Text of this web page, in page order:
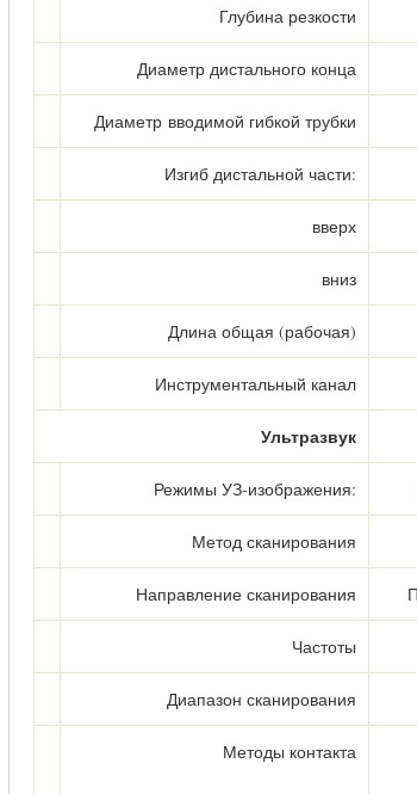
Глубина резкости
Диаметр дистального конца
Диаметр вводимой гибкой трубки
Изгиб дистальной части:
вверх
вниз
Длина общая (рабочая)
Инструментальный канал
Ультразвук
Режимы УЗ-изображения:
Метод сканирования
Направление сканирования
Частоты
Диапазон сканирования
Методы контакта